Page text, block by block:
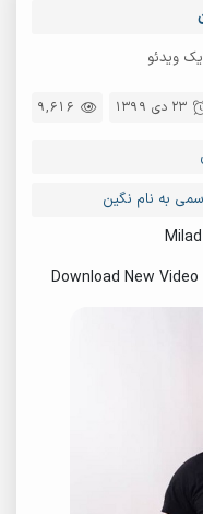
ویدئو
9,616 23 دی 1399
به نام نگین
Download New